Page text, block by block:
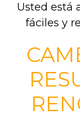
Usted está
fáciles y